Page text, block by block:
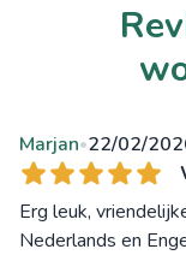
Marjan•22/02/
Erg leuk,
Nederlands en